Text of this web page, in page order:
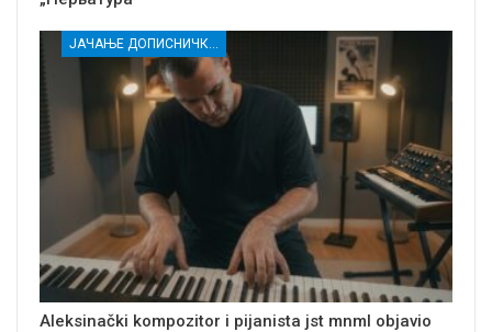
Aleksinački kompozitor i pijanista jst mnml objavio